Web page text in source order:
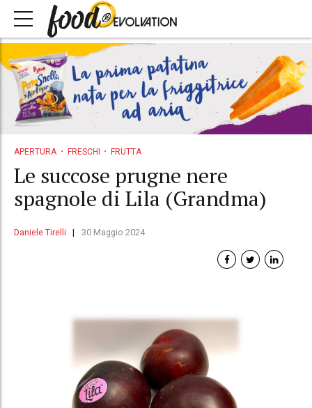
APERTURA FRESCHI FRUTTA
Le succose prugne nere
spagnole di Lila (Grandma)
Daniele Tirelli 30 Maggio 2024